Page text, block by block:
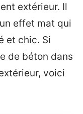
extérieur. Il
effet mat qui
et chic. Si
de béton dans
voici